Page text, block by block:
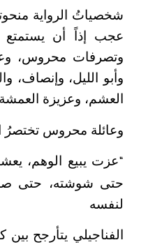
شخصياتُ الرواية
عجب إذاً أن يستمتع
وتصرفات محروس،
وأبو الليل، وإنصاف،
العشم، وعزيزة العمشة
وعائلة محروس تختصرُ
“عزت يبيع الوهم،
حتى شوشته، حتى
لنفسه
الفناجيلي يتأرجح